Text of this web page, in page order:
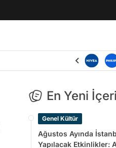
En Yeni
Genel Kültür
Ağustos Ayında
Yapılacak Etkinlikler: